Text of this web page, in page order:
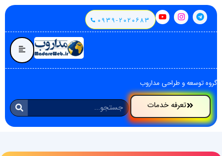
۰۹۳۹-۲۰۲۰۶۸۳
گروه توسعه و طراحی مداروب
تعرفه خدمات